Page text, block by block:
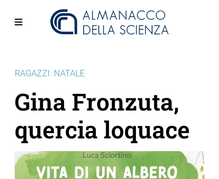
RAGAZZI: NATALE
Gina Fronzuta,
quercia loquace